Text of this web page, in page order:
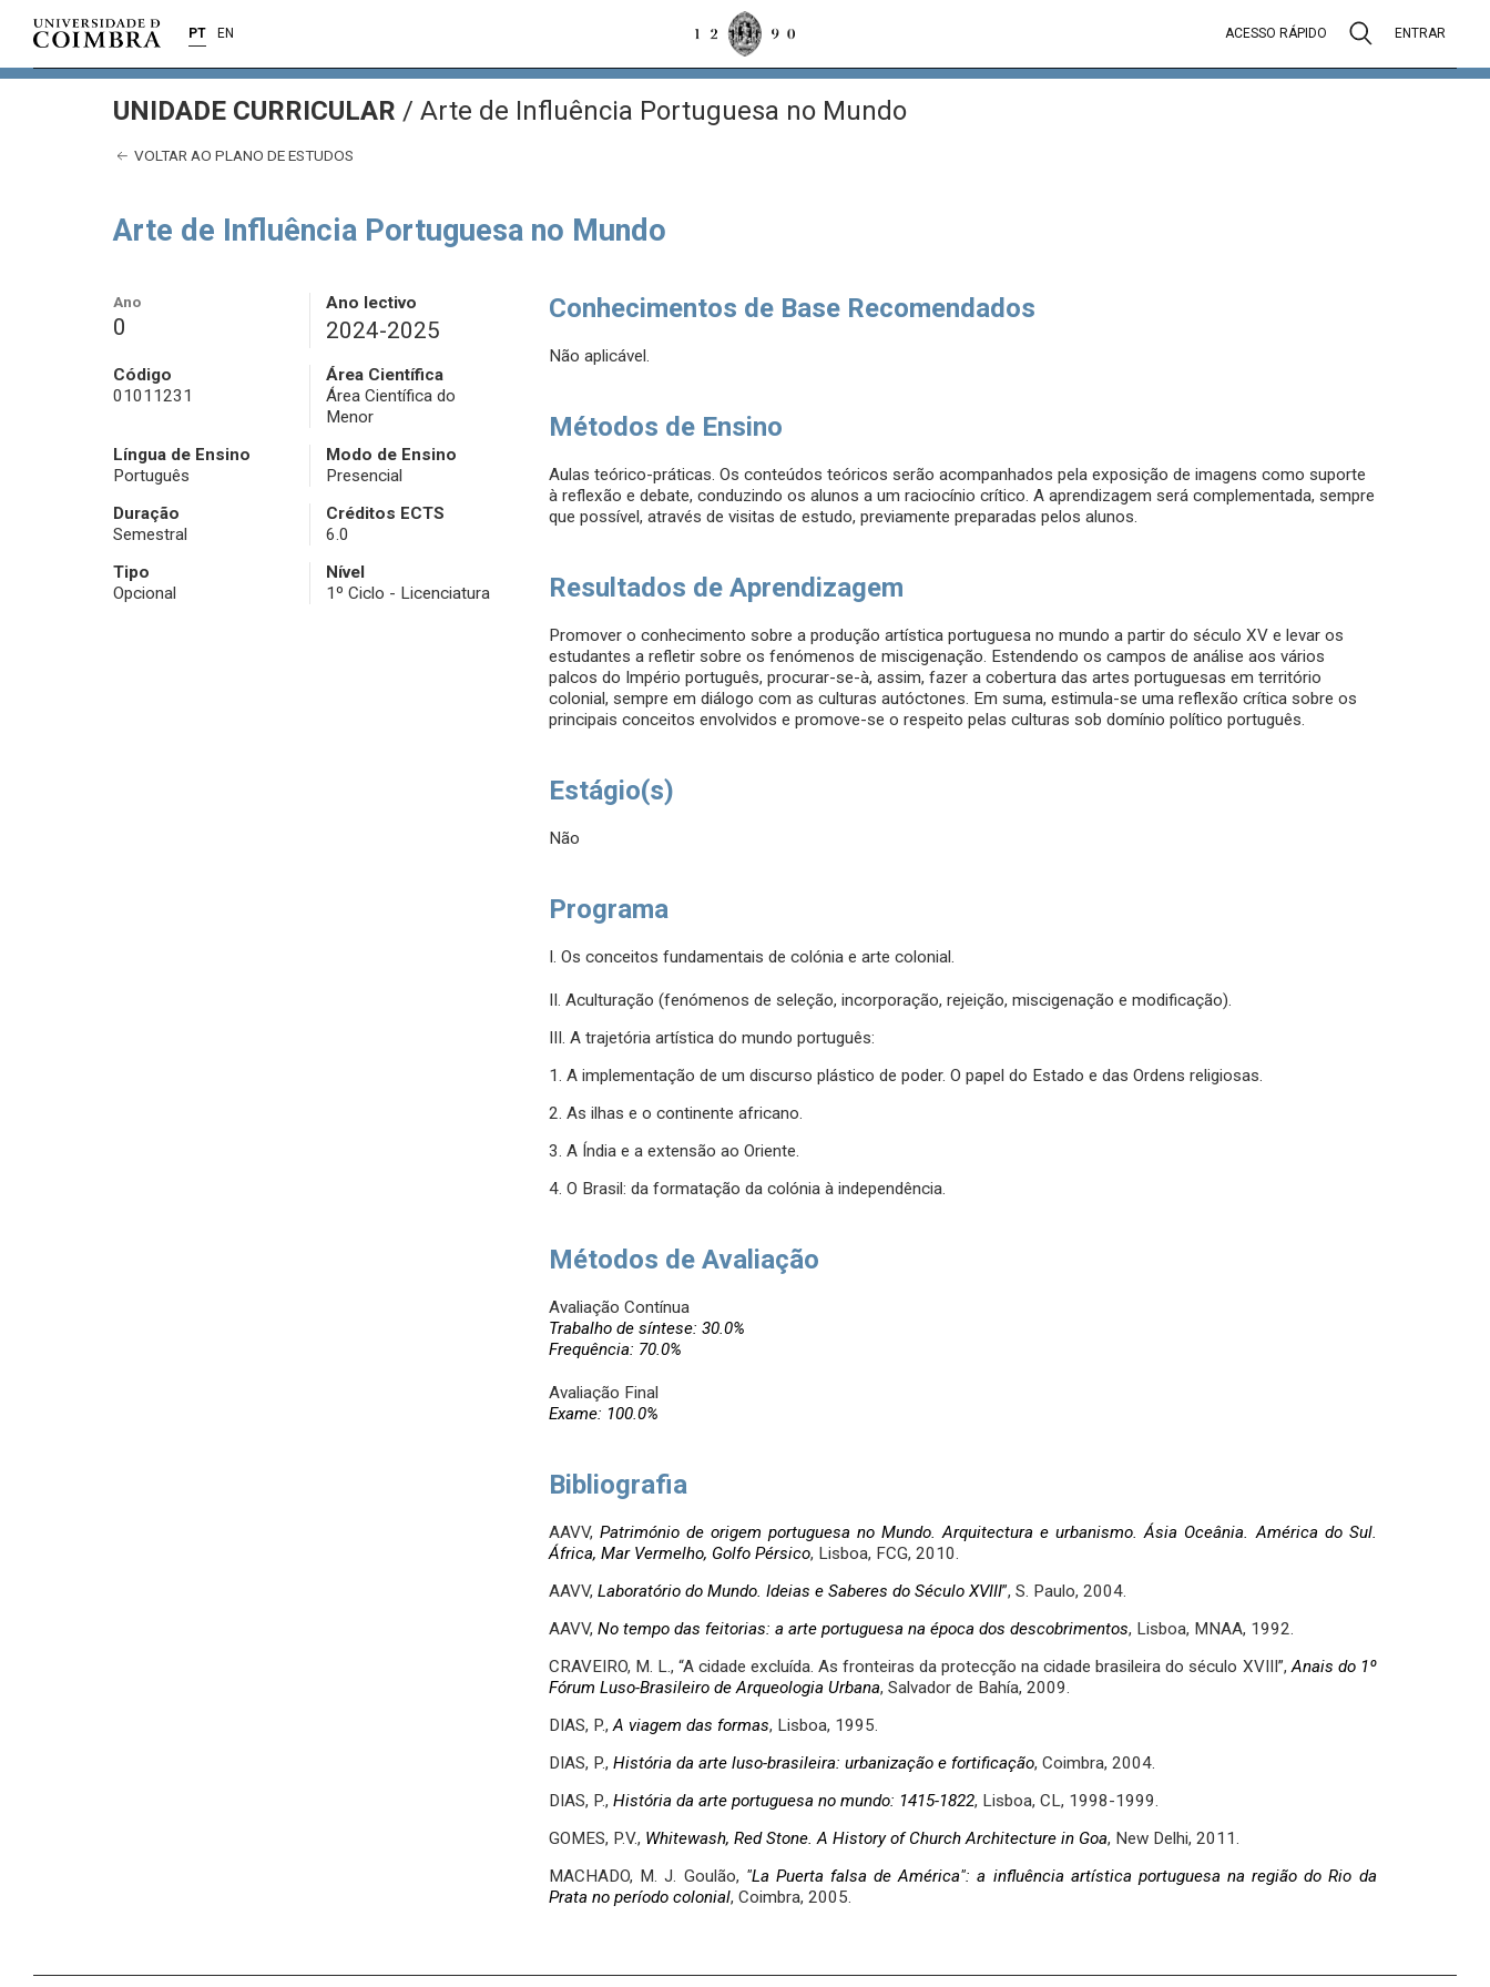
PT EN ACESSO RÁPIDO ENTRAR
UNIDADE CURRICULAR / Arte de Influência Portuguesa no Mundo
VOLTAR AO PLANO DE ESTUDOS
Arte de Influência Portuguesa no Mundo
Ano
0
Ano lectivo
2024-2025
Código
01011231
Área Científica
Área Científica do
Menor
Língua de Ensino
Português
Modo de Ensino
Presencial
Duração
Semestral
Créditos ECTS
6.0
Tipo
Opcional
Nível
1º Ciclo - Licenciatura
Conhecimentos de Base Recomendados
Não aplicável.
Métodos de Ensino
Aulas teórico-práticas. Os conteúdos teóricos serão acompanhados pela exposição de imagens como suporte
à reflexão e debate, conduzindo os alunos a um raciocínio crítico. A aprendizagem será complementada, sempre
que possível, através de visitas de estudo, previamente preparadas pelos alunos.
Resultados de Aprendizagem
Promover o conhecimento sobre a produção artística portuguesa no mundo a partir do século XV e levar os
estudantes a refletir sobre os fenómenos de miscigenação. Estendendo os campos de análise aos vários
palcos do Império português, procurar-se-à, assim, fazer a cobertura das artes portuguesas em território
colonial, sempre em diálogo com as culturas autóctones. Em suma, estimula-se uma reflexão crítica sobre os
principais conceitos envolvidos e promove-se o respeito pelas culturas sob domínio político português.
Estágio(s)
Não
Programa
I. Os conceitos fundamentais de colónia e arte colonial.
II. Aculturação (fenómenos de seleção, incorporação, rejeição, miscigenação e modificação).
III. A trajetória artística do mundo português:
1. A implementação de um discurso plástico de poder. O papel do Estado e das Ordens religiosas.
2. As ilhas e o continente africano.
3. A Índia e a extensão ao Oriente.
4. O Brasil: da formatação da colónia à independência.
Métodos de Avaliação
Avaliação Contínua
Trabalho de síntese: 30.0%
Frequência: 70.0%
Avaliação Final
Exame: 100.0%
Bibliografia
AAVV,Património de origem portuguesa no Mundo. Arquitectura e urbanismo. Ásia Oceânia. América do Sul.
África, Mar Vermelho, Golfo Pérsico, Lisboa, FCG, 2010.
AAVV,Laboratório do Mundo. Ideias e Saberes do Século XVIII”, S. Paulo, 2004.
AAVV,No tempo das feitorias: a arte portuguesa na época dos descobrimentos, Lisboa, MNAA, 1992.
CRAVEIRO, M. L., “A cidade excluída. As fronteiras da protecção na cidade brasileira do século XVIII”,Anais do 1º
Fórum Luso-Brasileiro de Arqueologia Urbana, Salvador de Bahía, 2009.
DIAS, P.,A viagem das formas, Lisboa, 1995.
DIAS, P.,História da arte luso-brasileira: urbanização e fortificação, Coimbra, 2004.
DIAS, P.,História da arte portuguesa no mundo: 1415-1822, Lisboa, CL, 1998-1999.
GOMES, P.V., Whitewash, Red Stone. A History of Church Architecture in Goa, New Delhi, 2011.
MACHADO, M. J. Goulão, "La Puerta falsa de América": a influência artística portuguesa na região do Rio da
Prata no período colonial, Coimbra, 2005.